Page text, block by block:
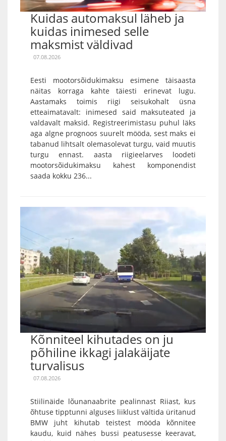
Kuidas automaksul läheb ja
kuidas inimesed selle
maksmist väldivad
07.08.2026
Eesti mootorsõidukimaksu esimene täisaasta
näitas korraga kahte täiesti erinevat lugu.
Aastamaks toimis riigi seisukohalt üsna
etteaimatavalt: inimesed said maksuteated ja
valdavalt maksid. Registreerimistasu puhul läks
aga algne prognoos suurelt mööda, sest maks ei
tabanud lihtsalt olemasolevat turgu, vaid muutis
turgu ennast. aasta riigieelarves loodeti
mootorsõidukimaksu kahest komponendist
saada kokku 236...
Kõnniteel kihutades on ju
põhiline ikkagi jalakäijate
turvalisus
07.08.2026
Stiilinäide lõunanaabrite pealinnast Riiast, kus
õhtuse tipptunni alguses liiklust vältida üritanud
BMW juht kihutab teistest mööda kõnnitee
kaudu, kuid nähes bussi peatusesse keeravat,